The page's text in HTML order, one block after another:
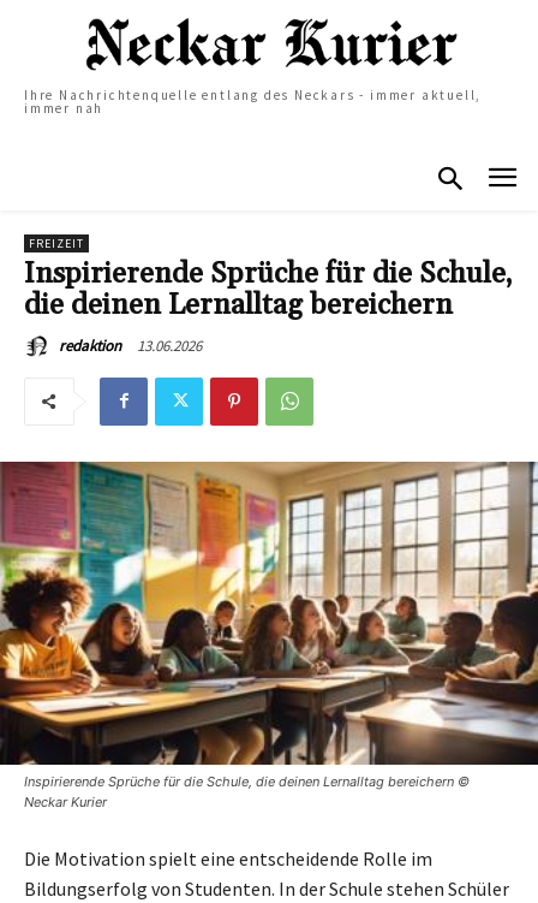
Ihre Nachrichtenquelle entlang des Neckars - immer aktuell,
immer nah
FREIZEIT
Inspirierende Sprüche für die Schule,
die deinen Lernalltag bereichern
redaktion 13.06.2026
Inspirierende Sprüche für die Schule, die deinen Lernalltag bereichern ©
Neckar Kurier
Die Motivation spielt eine entscheidende Rolle im
Bildungserfolg von Studenten. In der Schule stehen Schüler